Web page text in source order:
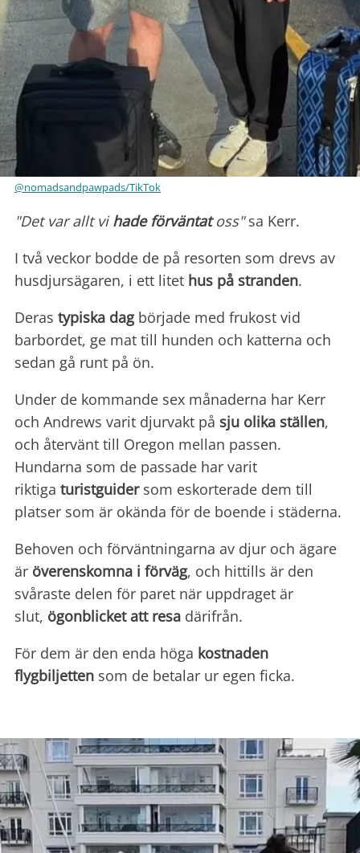
@nomadsandpawpads/TikTok
"Det var allt vihade förväntatoss"sa Kerr.
I två veckor bodde de på resorten som drevs av
husdjursägaren, i ett litet hus på stranden.
Deras typiska dagbörjade med frukost vid
barbordet, ge mat till hunden och katterna och
sedan gå runt på ön.
Under de kommande sex månaderna har Kerr
och Andrews varit djurvakt på sju olika ställen,
och återvänt till Oregon mellan passen.
Hundarna som de passade har varit
riktiga turistguidersom eskorterade dem till
platser som är okända för de boende i städerna.
Behoven och förväntningarna av djur och ägare
är överenskomna i förväg, och hittills är den
svåraste delen för paret när uppdraget är
slut, ögonblicket att resa därifrån.
För dem är den enda höga kostnaden
flygbiljetten som de betalar ur egen ficka.